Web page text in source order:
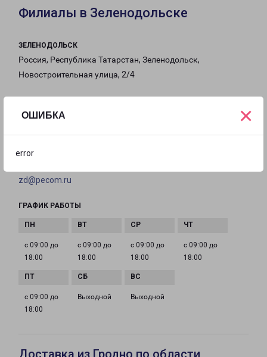
ОШИБКА
error
×
Филиалы в Зеленодольске
ЗЕЛЕНОДОЛЬСК
Россия, Республика Татарстан, Зеленодольск,
Новостроительная улица, 2/4
zd@pecom.ru
ГРАФИК РАБОТЫ
с 09:00 до
18:00
с 09:00 до
18:00
с 09:00 до
18:00
с 09:00 до
18:00
с 09:00 до
18:00
Выходной Выходной